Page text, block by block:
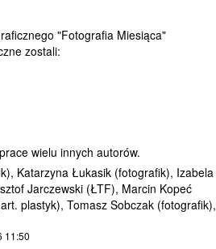
"Fotografia Miesiąca"
zostali:
wielu innych autorów.
Katarzyna Łukasik (fotografik), Izabela
Jarczewski (ŁTF), Marcin Kopeć
plastyk), Tomasz Sobczak (fotografik),
11:50